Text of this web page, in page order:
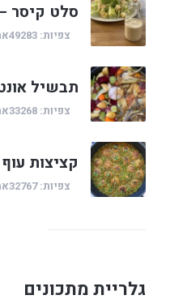
סלט קיסר
צפיות: 49283
תבשיל
צפיות: 33268
קציצות
צפיות: 32767
גלריית מתכונים